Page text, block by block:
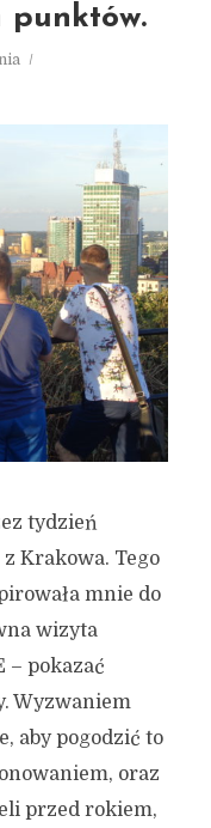
punktów.
tydzień
Krakowa. Tego
mnie do
wizyta
– pokazać
Wyzwaniem
aby pogodzić to
oraz
przed rokiem,